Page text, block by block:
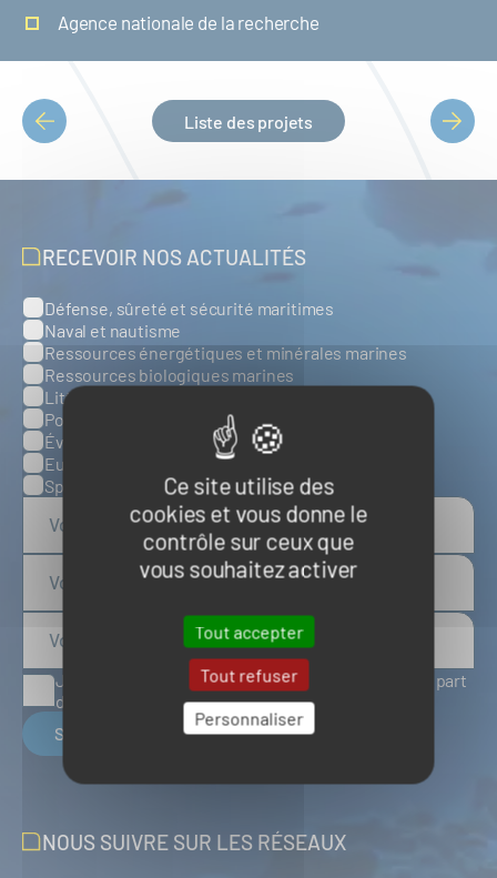
Ce site utilise des
cookies et vous donne le
contrôle sur ceux que
vous souhaitez activer
Tout accepter
Tout refuser
Personnaliser
Agence nationale de la recherche
PAGINATION
Liste des projets
RECEVOIR NOS ACTUALITÉS
Catégories
Défense, sûreté et sécurité maritimes
Naval et nautisme
Ressources énergétiques et minérales marines
Ressources biologiques marines
Littoral et environnement marins
Ports, infrastructures et logistique
Évènements
Europe
Spatial
J'accepte de recevoir des articles d'actualité de la part
du Pôle Mer Bretagne Atlantique
S'inscrire
NOUS SUIVRE SUR LES RÉSEAUX